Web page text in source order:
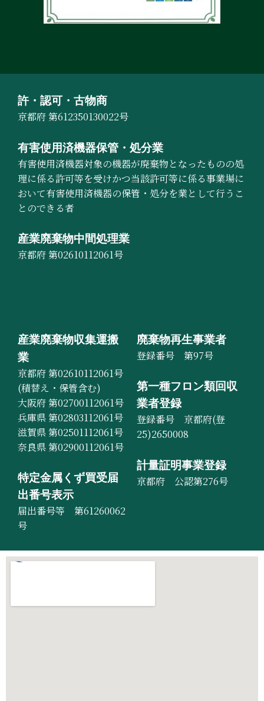
許・認可・古物商
京都府 第612350130022号
有害使用済機器保管・処分業
有害使用済機器対象の機器が廃棄物となったものの処
理に係る許可等を受けかつ当該許可等に係る事業場に
おいて有害使用済機器の保管・処分を業として行うこ
とのできる者
産業廃棄物中間処理業
京都府 第02610112061号
産業廃棄物収集運搬
業
京都府 第02610112061号
(積替え・保管含む)
大阪府 第02700112061号
兵庫県 第02803112061号
滋賀県 第02501112061号
奈良県 第02900112061号
特定金属くず買受届
出番号表示
届出番号等 第61260062
号
廃棄物再生事業者
登録番号 第97号
第一種フロン類回収
業者登録
登録番号 京都府(登
25)2650008
計量証明事業登録
京都府 公認第276号